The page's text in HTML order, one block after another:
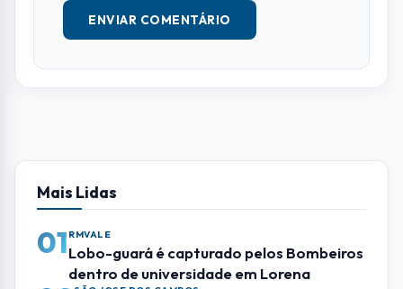
E-MAIL
COMENTÁRIO *